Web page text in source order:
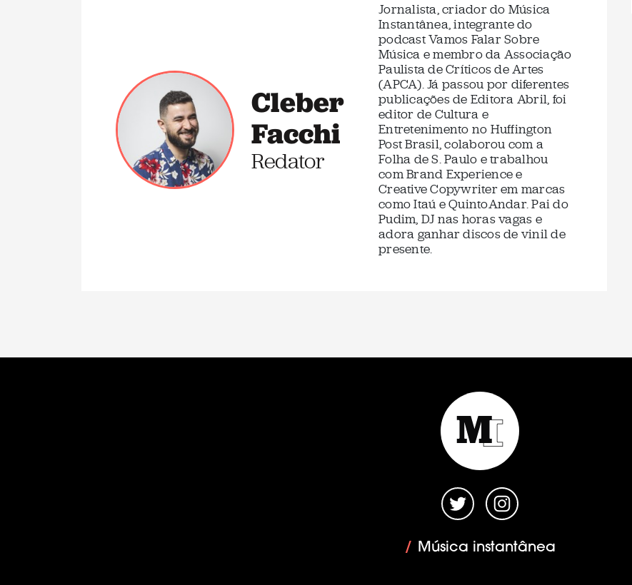
Cleber
Facchi
Redator
Jornalista, criador do Música
Instantânea, integrante do
podcast Vamos Falar Sobre
Música e membro da Associação
Paulista de Críticos de Artes
(APCA). Já passou por diferentes
publicações de Editora Abril, foi
editor de Cultura e
Entretenimento no Huffington
Post Brasil, colaborou com a
Folha de S. Paulo e trabalhou
com Brand Experience e
Creative Copywriter em marcas
como Itaú e QuintoAndar. Pai do
Pudim, DJ nas horas vagas e
adora ganhar discos de vinil de
presente.
/ Música instantânea